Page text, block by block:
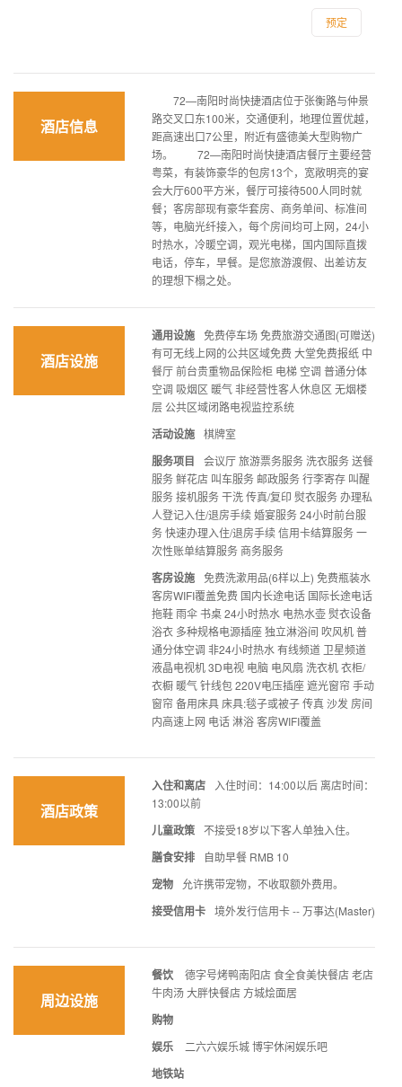
预定
酒店信息
72—南阳时尚快捷酒店位于张衡路与仲景
路交叉口东100米，交通便利，地理位置优越，
距高速出口7公里，附近有盛德美大型购物广
场。 72—南阳时尚快捷酒店餐厅主要经营
粤菜，有装饰豪华的包房13个，宽敞明亮的宴
会大厅600平方米，餐厅可接待500人同时就
餐；客房部现有豪华套房、商务单间、标准间
等，电脑光纤接入，每个房间均可上网，24小
时热水，冷暖空调，观光电梯，国内国际直拨
电话，停车，早餐。是您旅游渡假、出差访友
的理想下榻之处。
酒店设施
通用设施 免费停车场 免费旅游交通图(可赠送)
有可无线上网的公共区域免费 大堂免费报纸 中
餐厅 前台贵重物品保险柜 电梯 空调 普通分体
空调 吸烟区 暖气 非经营性客人休息区 无烟楼
层 公共区域闭路电视监控系统
活动设施 棋牌室
服务项目
会议厅 旅游票务服务 洗衣服务 送餐
服务 鲜花店 叫车服务 邮政服务 行李寄存 叫醒
服务 接机服务 干洗 传真/复印 熨衣服务 办理私
人登记入住/退房手续 婚宴服务 24小时前台服
务 快速办理入住/退房手续 信用卡结算服务 一
次性账单结算服务 商务服务
客房设施 免费洗漱用品(6样以上) 免费瓶装水
客房WIFI覆盖免费 国内长途电话 国际长途电话
拖鞋 雨伞 书桌 24小时热水 电热水壶 熨衣设备
浴衣 多种规格电源插座 独立淋浴间 吹风机 普
通分体空调 非24小时热水 有线频道 卫星频道
液晶电视机 3D电视 电脑 电风扇 洗衣机 衣柜/
衣橱 暖气 针线包 220V电压插座 遮光窗帘 手动
窗帘 备用床具 床具:毯子或被子 传真 沙发 房间
内高速上网 电话 淋浴 客房WIFI覆盖
酒店政策
入住和离店
入住时间：14:00以后 离店时间：
13:00以前
儿童政策 不接受18岁以下客人单独入住。
膳食安排 自助早餐 RMB 10
宠物 允许携带宠物，不收取额外费用。
接受信用卡 境外发行信用卡 -- 万事达(Master)
周边设施
餐饮
德字号烤鸭南阳店 食全食美快餐店 老店
牛肉汤 大胖快餐店 方城烩面居
购物
娱乐
二六六娱乐城 博宇休闲娱乐吧
地铁站